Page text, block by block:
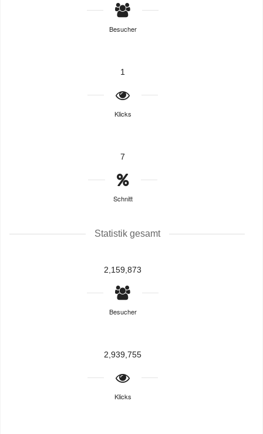
Besucher
1
Klicks
7
Schnitt
Statistik gesamt
2,159,873
Besucher
2,939,755
Klicks